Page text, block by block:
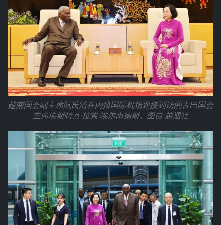
越南国会副主席阮氏清在内排国际机场迎接到访的古巴国会
主席埃斯特万·拉索·埃尔南德斯。图自 越通社